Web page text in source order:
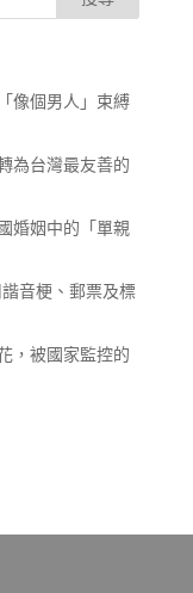
像個男人」束縛
為台灣最友善的
婚姻中的「單親
音梗、郵票及標
，被國家監控的